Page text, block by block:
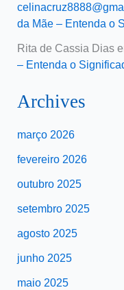
da Mãe – Entenda o
Rita de Cassia Dias
– Entenda o
Archives
março 2026
fevereiro 2026
outubro 2025
setembro 2025
agosto 2025
junho 2025
maio 2025